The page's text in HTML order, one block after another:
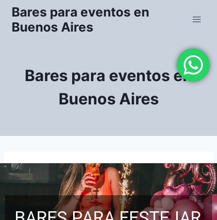
Saltar
contenido
Bares para eventos en
Buenos Aires
Bares para eventos en
Buenos Aires